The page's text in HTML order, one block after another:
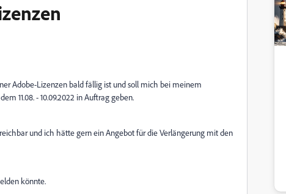
Adobe-Lizenzen bald fällig ist und soll mich bei meinem
11.08. - 10.09.2022 in Auftrag geben.
und ich hätte gern ein Angebot für die Verlängerung mit den
könnte.